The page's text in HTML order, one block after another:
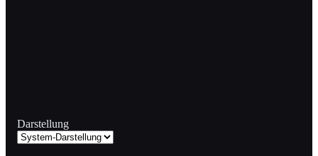
Darstellung